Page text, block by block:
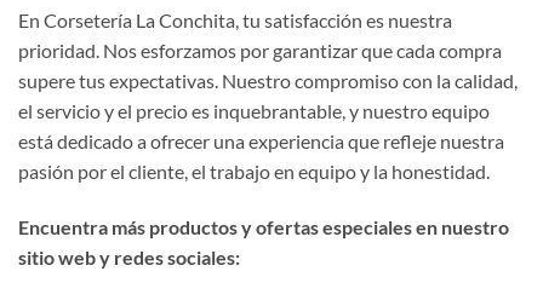
En Corsetería La Conchita, tu satisfacción es nuestra
prioridad. Nos esforzamos por garantizar que cada compra
supere tus expectativas. Nuestro compromiso con la calidad,
el servicio y el precio es inquebrantable, y nuestro equipo
está dedicado a ofrecer una experiencia que refleje nuestra
pasión por el cliente, el trabajo en equipo y la honestidad.
Encuentra más productos y ofertas especiales en nuestro
sitio web y redes sociales: